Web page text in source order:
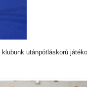
utánpótláskorú